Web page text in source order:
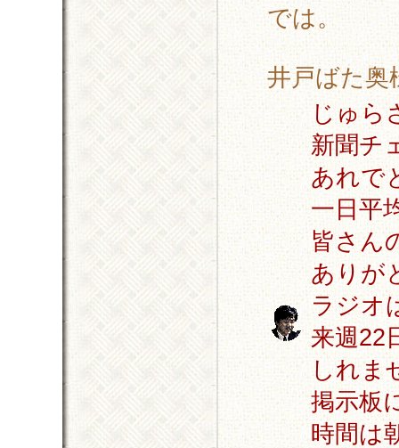
では。
井戸ばた
じゅら
新聞チ
あれで
一日平
皆さん
ありが
ラジオ
来週22
しれま
掲示板
時間は